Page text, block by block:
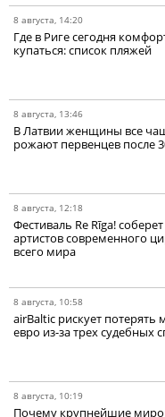
8 августа, 14:20
Где в Риге сегодня
купаться: список пляжей
8 августа, 13:46
В Латвии женщины все
рожают первенцев после
8 августа, 12:18
Фестиваль Re Rīga!
артистов современного
всего мира
8 августа, 10:58
airBaltic рискует потерять
евро из-за трех судебных
8 августа, 10:19
Почему крупнейшие